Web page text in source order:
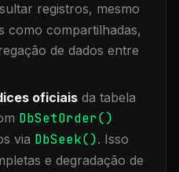
registros, mesmo
como compartilhadas,
de dados entre
oficiais da tabela
DbSetOrder()
via DbSeek(). Isso
e degradação de